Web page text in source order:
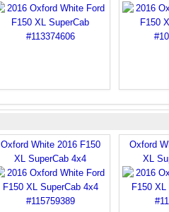
Oxford White 2016 F150
XL SuperCab 4x4
Oxford
XL